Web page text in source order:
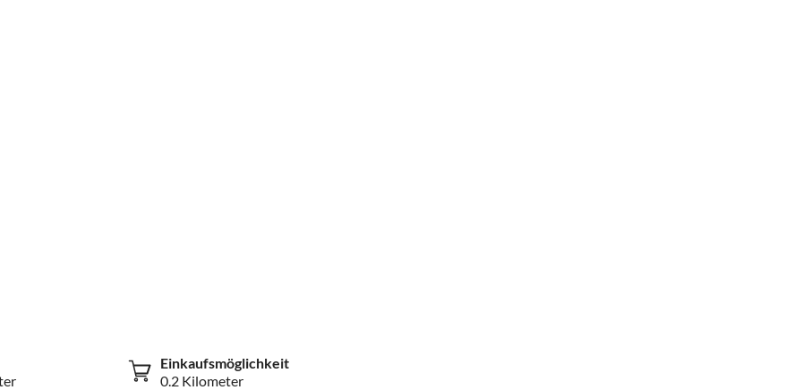
Einkaufsmöglichkeit
0.2 Kilometer